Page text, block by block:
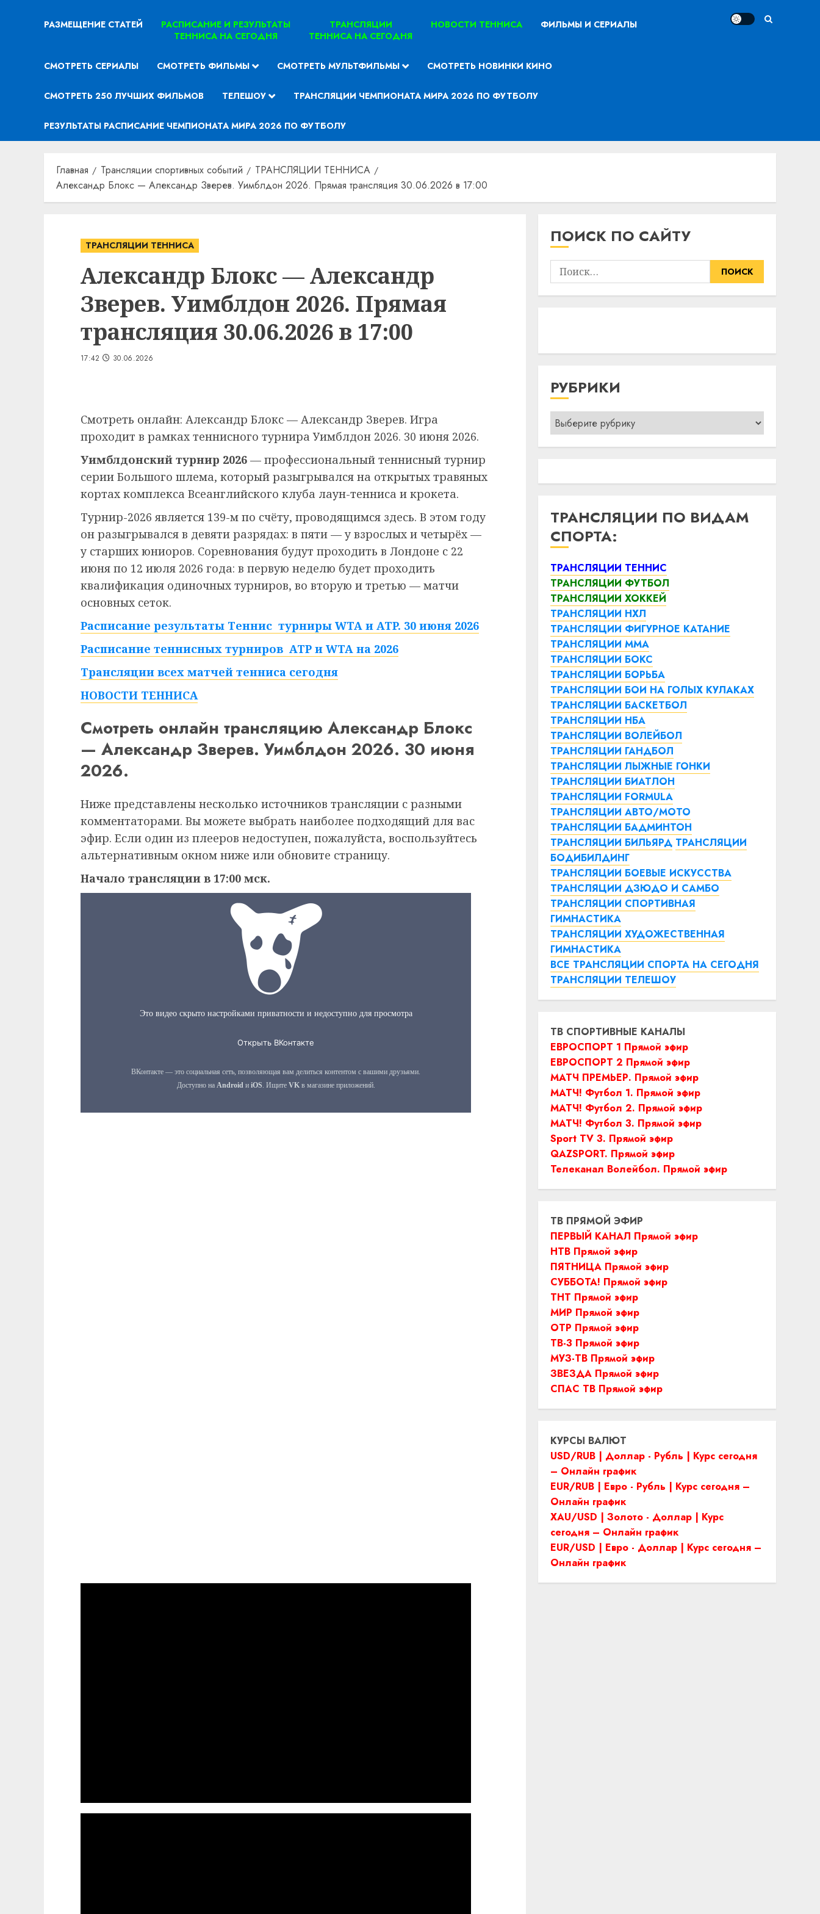
РАЗМЕЩЕНИЕ СТАТЕЙ
РАСПИСАНИЕ И РЕЗУЛЬТАТЫ
ТЕННИСА НА СЕГОДНЯ
ТРАНСЛЯЦИИ
ТЕННИСА НА СЕГОДНЯ
НОВОСТИ ТЕННИСА ФИЛЬМЫ И СЕРИАЛЫ
СМОТРЕТЬ СЕРИАЛЫ СМОТРЕТЬ ФИЛЬМЫ СМОТРЕТЬ МУЛЬТФИЛЬМЫ СМОТРЕТЬ НОВИНКИ КИНО
СМОТРЕТЬ 250 ЛУЧШИХ ФИЛЬМОВ ТЕЛЕШОУ ТРАНСЛЯЦИИ ЧЕМПИОНАТА МИРА 2026 ПО ФУТБОЛУ
РЕЗУЛЬТАТЫ РАСПИСАНИЕ ЧЕМПИОНАТА МИРА 2026 ПО ФУТБОЛУ
Главная Трансляции спортивных событий
ТРАНСЛЯЦИИ ТЕННИСА
Александр Блокс — Александр Зверев. Уимблдон 2026. Прямая трансляция 30.06.2026 в 17:00
ТРАНСЛЯЦИИ ТЕННИСА
Александр Блокс — Александр
Зверев. Уимблдон 2026. Прямая
трансляция 30.06.2026 в 17:00
17:42 30.06.2026
Смотреть онлайн: Александр Блокс — Александр Зверев. Игра
проходит в рамках теннисного турнира Уимблдон 2026. 30 июня 2026.
Уимблдонский турнир 2026 — профессиональный теннисный турнир
серии Большого шлема, который разыгрывался на открытых травяных
кортах комплекса Всеанглийского клуба лаун-тенниса и крокета.
Турнир-2026 является 139-м по счёту, проводящимся здесь. В этом году
он разыгрывался в девяти разрядах: в пяти — у взрослых и четырёх —
у старших юниоров. Соревнования будут проходить в Лондоне с 22
июня по 12 июля 2026 года: в первую неделю будет проходить
квалификация одиночных турниров, во вторую и третью — матчи
основных сеток.
Расписание результаты Теннис турниры WTA и ATP. 30 июня 2026
Расписание теннисных турниров ATP и WTA на 2026
Трансляции всех матчей тенниса сегодня
НОВОСТИ ТЕННИСА
Смотреть онлайн трансляцию Александр Блокс
— Александр Зверев. Уимблдон 2026. 30 июня
2026.
Ниже представлены несколько источников трансляции с разными
комментаторами. Вы можете выбрать наиболее подходящий для вас
эфир. Если один из плееров недоступен, пожалуйста, воспользуйтесь
альтернативным окном ниже или обновите страницу.
Начало трансляции в 17:00 мск.
ПОИСК ПО САЙТУ
Найти:
РУБРИКИ
Рубрики
ТРАНСЛЯЦИИ ПО ВИДАМ
СПОРТА:
ТРАНСЛЯЦИИ ТЕННИС
ТРАНСЛЯЦИИ ФУТБОЛ
ТРАНСЛЯЦИИ ХОККЕЙ
ТРАНСЛЯЦИИ НХЛ
ТРАНСЛЯЦИИ ФИГУРНОЕ КАТАНИЕ
ТРАНСЛЯЦИИ ММА
ТРАНСЛЯЦИИ БОКС
ТРАНСЛЯЦИИ БОРЬБА
ТРАНСЛЯЦИИ БОИ НА ГОЛЫХ КУЛАКАХ
ТРАНСЛЯЦИИ БАСКЕТБОЛ
ТРАНСЛЯЦИИ НБА
ТРАНСЛЯЦИИ ВОЛЕЙБОЛ
ТРАНСЛЯЦИИ ГАНДБОЛ
ТРАНСЛЯЦИИ ЛЫЖНЫЕ ГОНКИ
ТРАНСЛЯЦИИ БИАТЛОН
ТРАНСЛЯЦИИ FORMULA
ТРАНСЛЯЦИИ АВТО/МОТО
ТРАНСЛЯЦИИ БАДМИНТОН
ТРАНСЛЯЦИИ БИЛЬЯРД ТРАНСЛЯЦИИ
БОДИБИЛДИНГ
ТРАНСЛЯЦИИ БОЕВЫЕ ИСКУССТВА
ТРАНСЛЯЦИИ ДЗЮДО И САМБО
ТРАНСЛЯЦИИ СПОРТИВНАЯ
ГИМНАСТИКА
ТРАНСЛЯЦИИ ХУДОЖЕСТВЕННАЯ
ГИМНАСТИКА
ВСЕ ТРАНСЛЯЦИИ СПОРТА НА СЕГОДНЯ
ТРАНСЛЯЦИИ ТЕЛЕШОУ
ТВ СПОРТИВНЫЕ КАНАЛЫ
ЕВРОСПОРТ 1 Прямой эфир
ЕВРОСПОРТ 2 Прямой эфир
МАТЧ ПРЕМЬЕР. Прямой эфир
МАТЧ! Футбол 1. Прямой эфир
МАТЧ! Футбол 2. Прямой эфир
МАТЧ! Футбол 3. Прямой эфир
Sport TV 3. Прямой эфир
QAZSPORT. Прямой эфир
Телеканал Волейбол. Прямой эфир
ТВ ПРЯМОЙ ЭФИР
ПЕРВЫЙ КАНАЛ Прямой эфир
НТВ Прямой эфир
ПЯТНИЦА Прямой эфир
СУББОТА! Прямой эфир
ТНТ Прямой эфир
МИР Прямой эфир
ОТР Прямой эфир
ТВ-3 Прямой эфир
МУЗ-ТВ Прямой эфир
ЗВЕЗДА Прямой эфир
СПАС ТВ Прямой эфир
КУРСЫ ВАЛЮТ
USD/RUB | Доллар - Рубль | Курс сегодня
– Онлайн график
EUR/RUB | Евро - Рубль | Курс сегодня –
Онлайн график
XAU/USD | Золото - Доллар | Курс
сегодня – Онлайн график
EUR/USD | Евро - Доллар | Курс сегодня –
Онлайн график